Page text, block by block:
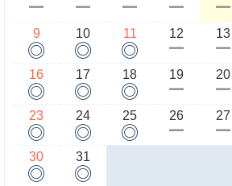
ー ー ー ー ー
9
◎
10
◎
11
◎
12
ー
13
ー
16
◎
17
◎
18
◎
19
ー
20
ー
23
◎
24
◎
25
◎
26
ー
27
ー
30
◎
31
◎